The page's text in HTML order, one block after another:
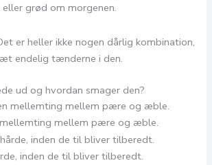
grød om morgenen.
er heller ikke nogen dårlig kombination,
endelig tænderne i den.
ud og hvordan smager den?
mellem pære og æble.
inden de til bliver tilberedt.